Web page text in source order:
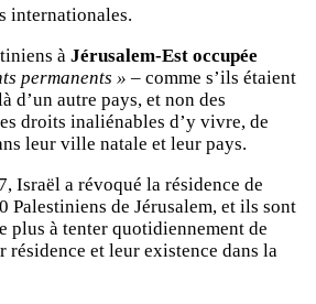
internationales.
à Jérusalem-Est occupée
permanents » – comme s’ils étaient
d’un autre pays, et non des
droits inaliénables d’y vivre, de
leur ville natale et leur pays.
Israël a révoqué la résidence de
Palestiniens de Jérusalem, et ils sont
plus à tenter quotidiennement de
résidence et leur existence dans la